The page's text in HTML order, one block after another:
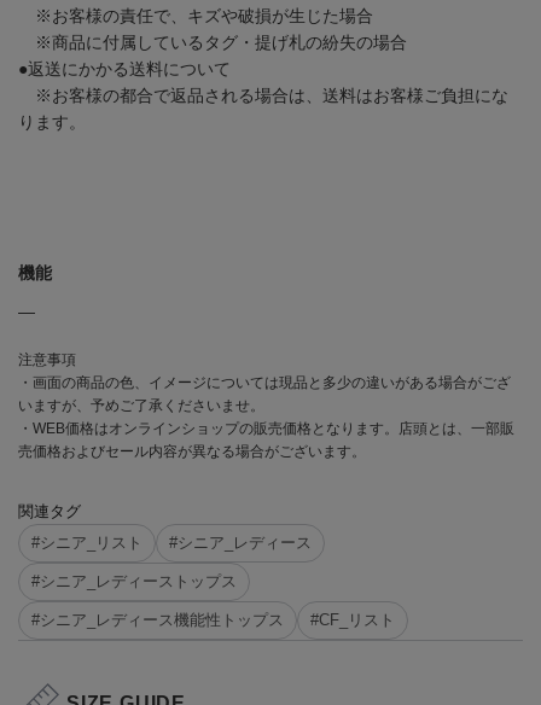
※お客様の責任で、キズや破損が生じた場合
※商品に付属しているタグ・提げ札の紛失の場合
●返送にかかる送料について
※お客様の都合で返品される場合は、送料はお客様ご負担にな
ります。
機能
―
注意事項
・画面の商品の色、イメージについては現品と多少の違いがある場合がござ
いますが、予めご了承くださいませ。
・WEB価格はオンラインショップの販売価格となります。店頭とは、一部販
売価格およびセール内容が異なる場合がございます。
関連タグ
#シニア_リスト
#シニア_レディース
#シニア_レディーストップス
#シニア_レディース機能性トップス #CF_リスト